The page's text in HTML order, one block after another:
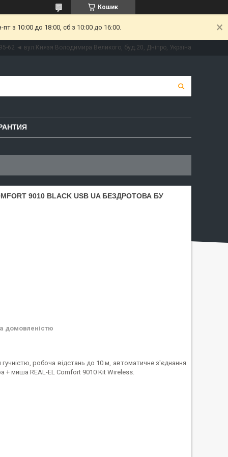
Кошик
з 10:00 до 18:00, сб з 10:00 до 16:00.
62 ◄ вул.Князя Володимира Великого, буд.20, Дніпро, Україна
9010 BLACK USB UA БЕЗДРОТОВА БУ
домовленістю
робоча відстань до 10 м, автоматичне з'єднання
+ миша REAL-EL Comfort 9010 Kit Wireless.